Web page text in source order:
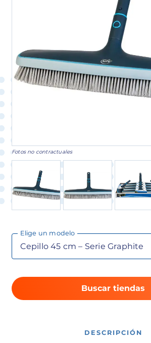
Fotos no contractuales
Elige un modelo
Buscar tiendas
DESCRIPCIÓN